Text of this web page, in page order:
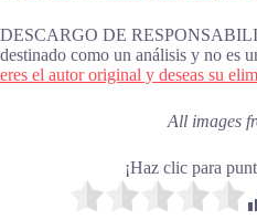
DESCARGO DE
destinado como un análisis y no es
eres el autor original y deseas su
All images
¡Haz clic para